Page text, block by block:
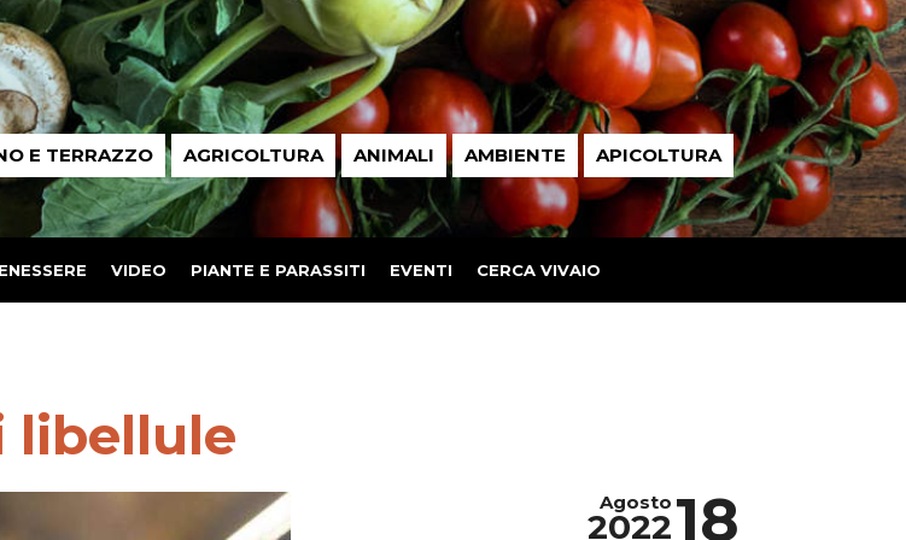
E TERRAZZO AGRICOLTURA ANIMALI AMBIENTE APICOLTURA
VIDEO PIANTE E PARASSITI EVENTI CERCA VIVAIO
libellule
18
Agosto
2022